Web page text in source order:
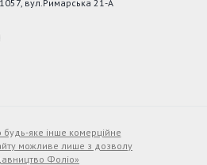
, вул.Римарська 21-А
яке інше комерційне
можливе лише з дозволу
Фоліо»